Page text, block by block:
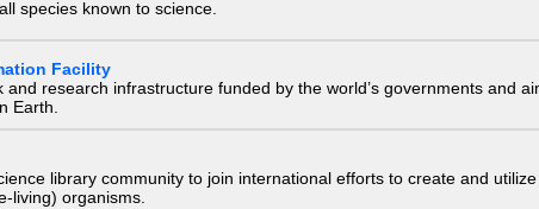
species known to science.
Facility
and research infrastructure funded by the world’s governments and
Earth.
library community to join international efforts to create and
living) organisms.